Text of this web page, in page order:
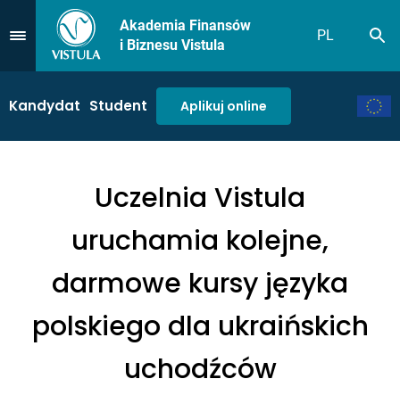
Przejdź do Menu
Akademia Finansów
i Biznesu Vistula
PL
Kandydat Student Aplikuj online
Uczelnia Vistula
uruchamia kolejne,
darmowe kursy języka
polskiego dla ukraińskich
uchodźców